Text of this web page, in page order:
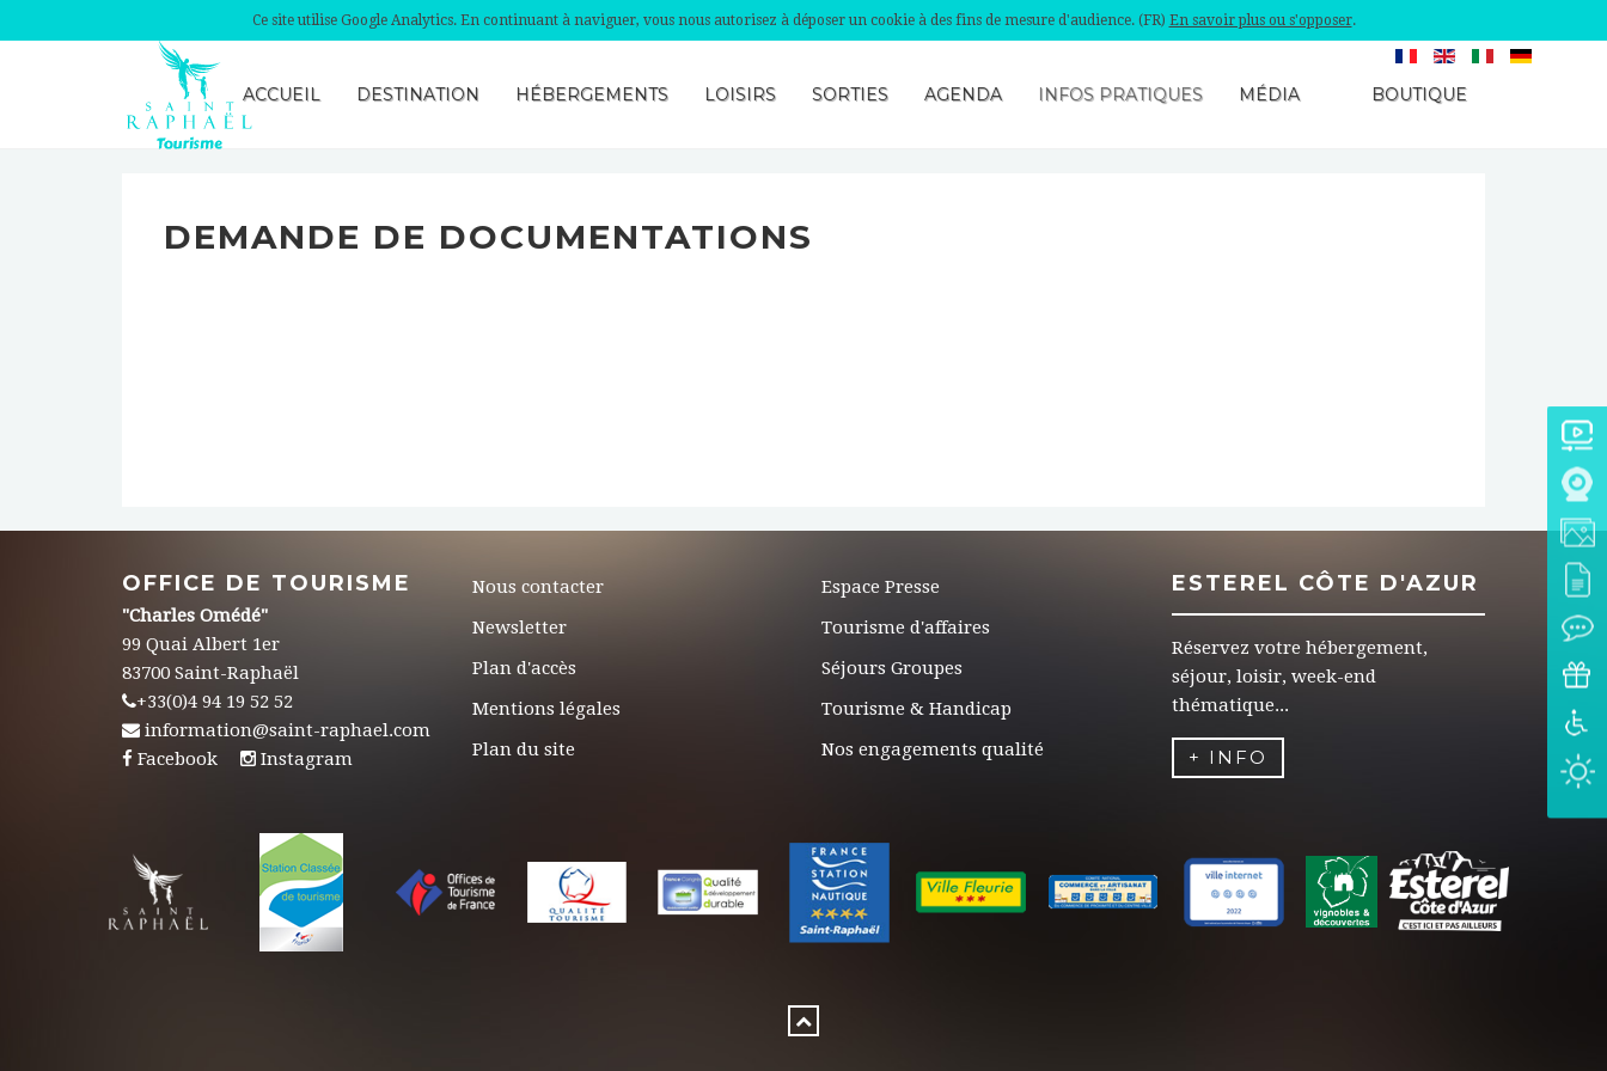
Ce site utilise Google Analytics. En continuant à naviguer, vous nous autorisez à déposer un cookie à des fins de mesure d'audience. (FR) En savoir plus ou s'opposer.
ACCUEIL DESTINATION HÉBERGEMENTS LOISIRS SORTIES AGENDA INFOS PRATIQUES MÉDIA BOUTIQUE
DEMANDE DE DOCUMENTATIONS
OFFICE DE TOURISME
"Charles Omédé"
99 Quai Albert 1er
83700 Saint-Raphaël
+33(0)4 94 19 52 52
information@saint-raphael.com
Facebook
Instagram
Nous contacter
Newsletter
Plan d'accès
Mentions légales
Plan du site
Espace Presse
Tourisme d'affaires
Séjours Groupes
Tourisme & Handicap
Nos engagements qualité
ESTEREL CÔTE D'AZUR
Réservez votre hébergement,
séjour, loisir, week-end
thématique...
+ INFO